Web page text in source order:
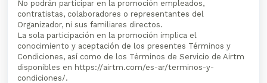
No podrán participar en la promoción empleados,
contratistas, colaboradores o representantes del
Organizador, ni sus familiares directos.
La sola participación en la promoción implica el
conocimiento y aceptación de los presentes Términos y
Condiciones, así como de los Términos de Servicio de Airtm
disponibles en https://airtm.com/es-ar/terminos-y-
condiciones/.